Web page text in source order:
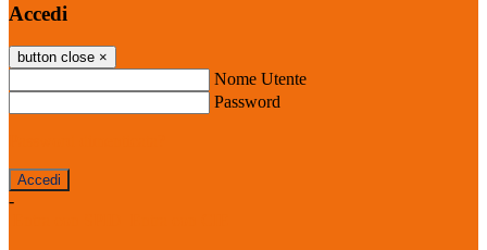
Accedi
button close ×
Nome Utente
Password
-